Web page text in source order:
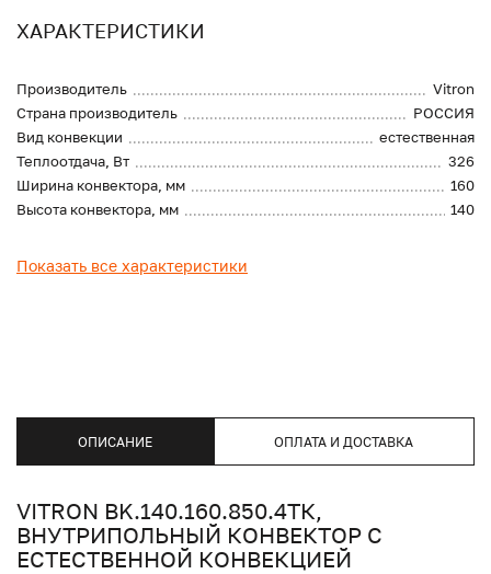
ХАРАКТЕРИСТИКИ
Производитель
Vitron
Страна производитель
РОССИЯ
Вид конвекции
естественная
Теплоотдача, Вт
326
Ширина конвектора, мм
160
Высота конвектора, мм
140
Показать все характеристики
ОПИСАНИЕ ОПЛАТА И ДОСТАВКА
VITRON BK.140.160.850.4ТК,
ВНУТРИПОЛЬНЫЙ КОНВЕКТОР С
ЕСТЕСТВЕННОЙ КОНВЕКЦИЕЙ